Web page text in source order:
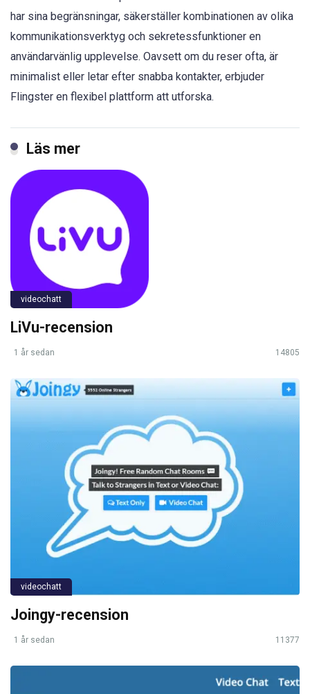
har sina begränsningar, säkerställer kombinationen av olika
kommunikationsverktyg och sekretessfunktioner en
användarvänlig upplevelse. Oavsett om du reser ofta, är
minimalist eller letar efter snabba kontakter, erbjuder
Flingster en flexibel plattform att utforska.
Läs mer
videochatt
LiVu-recension
1 år sedan 14805
videochatt
Joingy-recension
1 år sedan 11377